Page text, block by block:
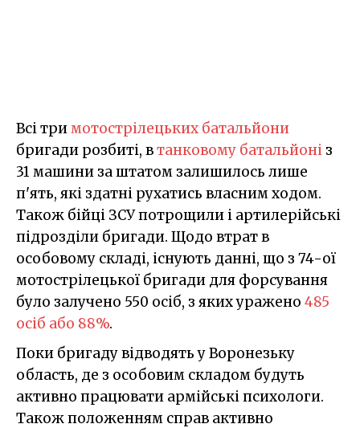
Всі тримотострілецьких батальйони
бригади розбиті, втанковому батальйоні з
31 машини за штатом залишилось лише
п'ять, які здатні рухатись власним ходом.
Також бійці ЗСУ потрощили і артилерійські
підрозділи бригади. Щодо втрат в
особовому складі, існують данні, що з 74-ої
мотострілецької бригади для форсування
було залучено 550 осіб, з яких уражено 485
осіб або 88%.
Поки бригаду відводять у Воронезьку
область, де з особовим складом будуть
активно працювати армійські психологи.
Також положенням справ активно